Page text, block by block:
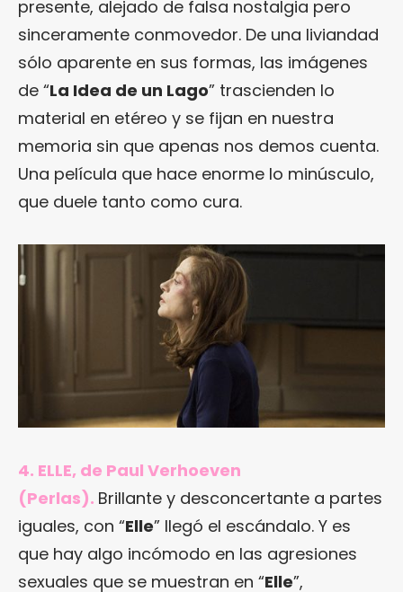
presente, alejado de falsa nostalgia pero
sinceramente conmovedor. De una liviandad
sólo aparente en sus formas, las imágenes
de “La Idea de un Lago” trascienden lo
material en etéreo y se fijan en nuestra
memoria sin que apenas nos demos cuenta.
Una película que hace enorme lo minúsculo,
que duele tanto como cura.
4. ELLE, de Paul Verhoeven
(Perlas). Brillante y desconcertante a partes
iguales, con “Elle” llegó el escándalo. Y es
que hay algo incómodo en las agresiones
sexuales que se muestran en “Elle”,